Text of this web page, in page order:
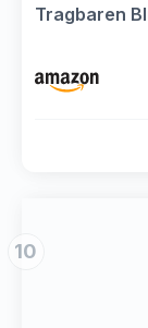
Tragbaren
3-15 Jahre,
Licht, Ideal
10